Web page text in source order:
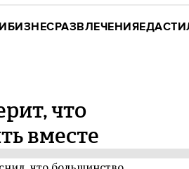
БИЗНЕСРАЗВЛЕЧЕНИЯЕДА
что
вместе